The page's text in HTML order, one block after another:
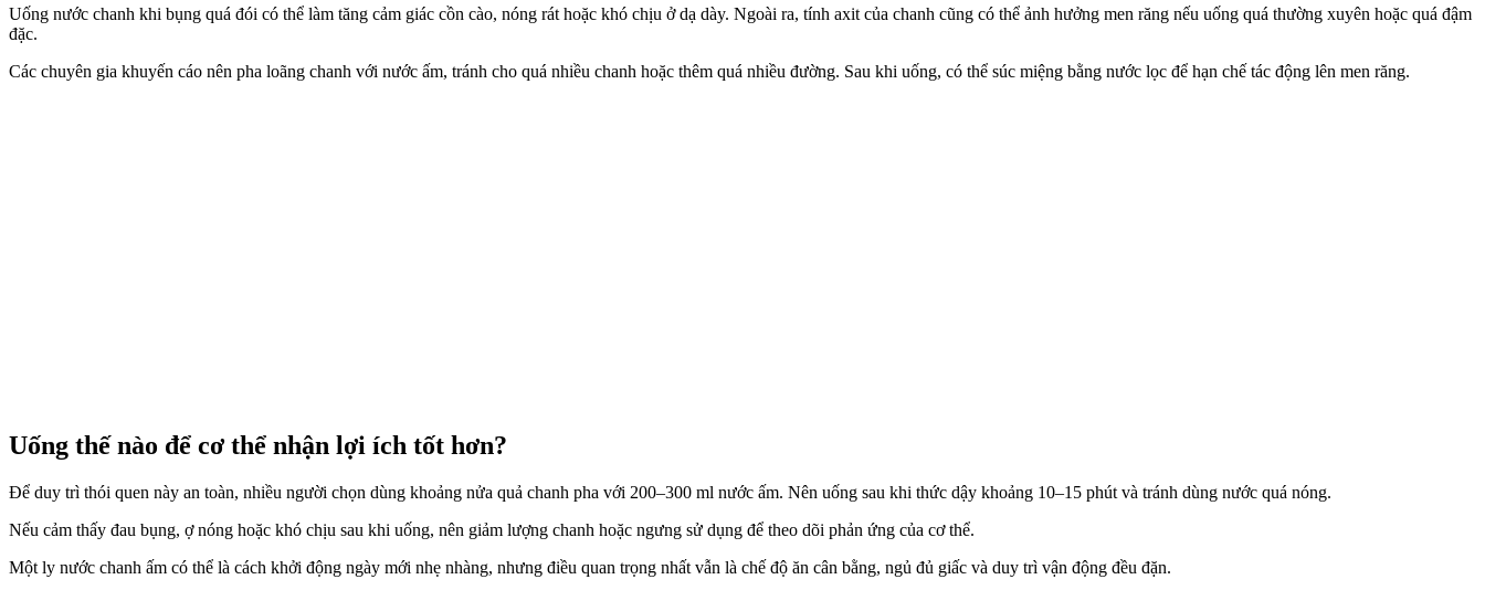
Uống nước chanh khi bụng quá đói có thể làm tăng cảm giác cồn cào, nóng rát hoặc khó chịu ở dạ dày. Ngoài ra, tính axit của chanh cũng có thể ảnh hưởng men răng nếu uống quá thường xuyên hoặc quá đậm
đặc.
Các chuyên gia khuyến cáo nên pha loãng chanh với nước ấm, tránh cho quá nhiều chanh hoặc thêm quá nhiều đường. Sau khi uống, có thể súc miệng bằng nước lọc để hạn chế tác động lên men răng.
Uống thế nào để c‌ơ th‌ể nhận lợi ích tốt hơn?
Để duy trì thói quen này an toàn, nhiều người chọn dùng khoảng nửa quả chanh pha với 200–300 ml nước ấm. Nên uống sau khi thức dậy khoảng 10–15 phút và tránh dùng nước quá nóng.
Nếu cảm thấy đau bụng, ợ nóng hoặc khó chịu sau khi uống, nên giảm lượng chanh hoặc ngưng sử dụng để theo dõi phản ứng của c‌ơ th‌ể.
Một ly nước chanh ấm có thể là cách khởi động ngày mới nhẹ nhàng, nhưng điều quan trọng nhất vẫn là chế độ ăn cân bằng, ngủ đủ giấc và duy trì vận động đều đặn.